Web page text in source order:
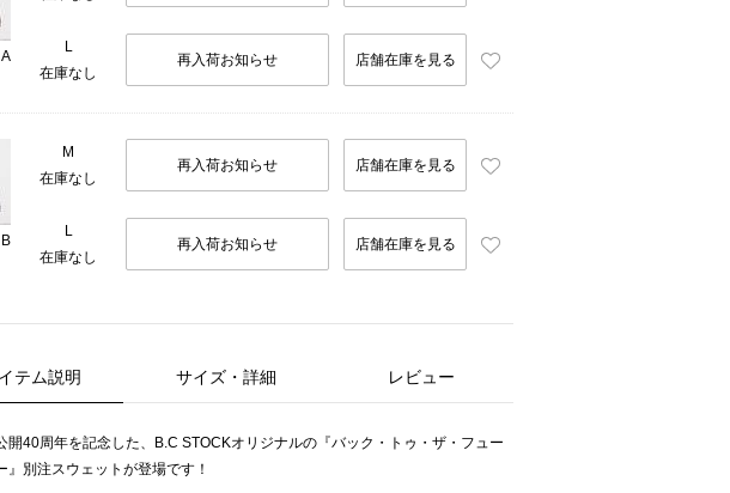
L
在庫なし
再入荷お知らせ 店舗在庫を見る
M
在庫なし
再入荷お知らせ 店舗在庫を見る
L
在庫なし
再入荷お知らせ 店舗在庫を見る
テム説明 サイズ・詳細 レビュー
開40周年を記念した、B.C STOCKオリジナルの『バック・トゥ・ザ・フュー
』別注スウェットが登場です！